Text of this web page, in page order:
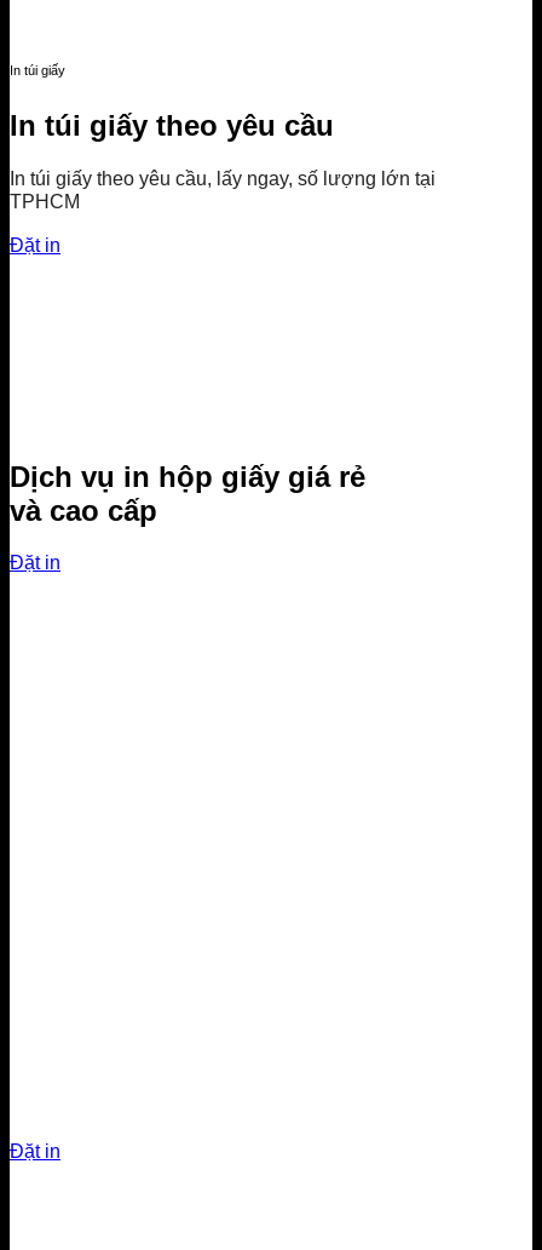
In túi giấy
In túi giấy theo yêu cầu
In túi giấy theo yêu cầu, lấy ngay, số lượng lớn tại
TPHCM
Đặt in
Dịch vụ in hộp giấy giá rẻ
và cao cấp
Đặt in
Đặt in